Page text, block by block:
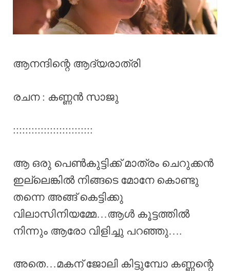
ആനന്ദിന്റെ ആദ്യരാത്രി
രചന : കണ്ണൻ സാജു
::::::::::::::::::::::::::
ആ ഒരു പെൺകുട്ടിക്ക് മാത്രം ചെറുക്കൻ
ഇല്ലെങ്കിൽ നിങ്ങടെ മോനേ കൊണ്ടു
തന്നെ അങ്ങ് കെട്ടിക്കു
വിലാസിനിയമ്മേ…ആൾ കൂട്ടത്തിൽ
നിന്നും ആരോ വിളിച്ചു പറഞ്ഞു….
അതെ…മകന് ജോലി കിട്ടുമ്പോ കണ്ണന്റെ